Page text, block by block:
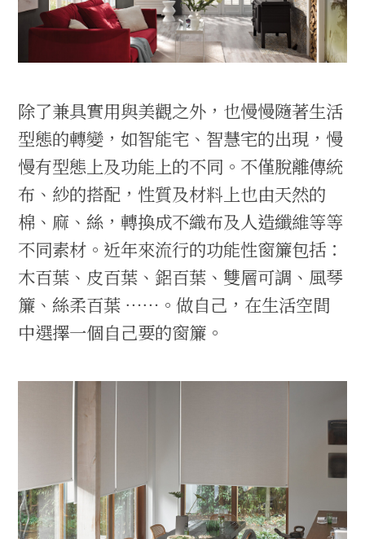
除了兼具實用與美觀之外，也慢慢隨著生活
型態的轉變，如智能宅、智慧宅的出現，慢
慢有型態上及功能上的不同。不僅脫離傳統
布、紗的搭配，性質及材料上也由天然的
棉、麻、絲，轉換成不織布及人造纖維等等
不同素材。近年來流行的功能性窗簾包括：
木百葉、皮百葉、鋁百葉、雙層可調、風琴
簾、絲柔百葉 ⋯⋯。做自己，在生活空間
中選擇一個自己要的窗簾。